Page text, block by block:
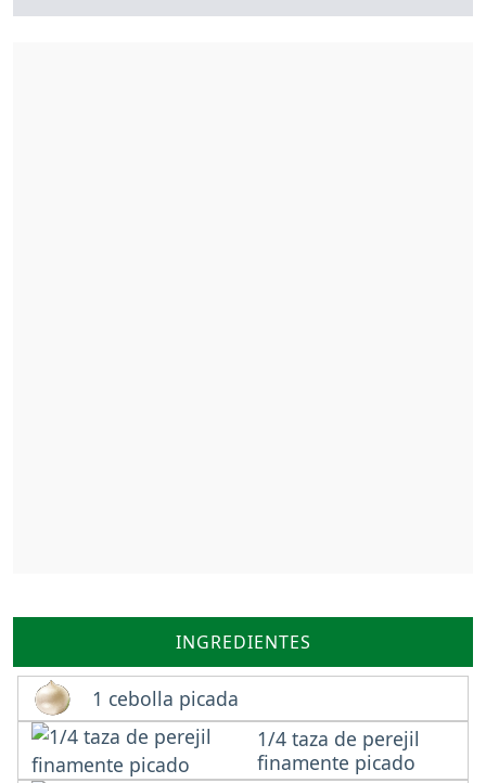
INGREDIENTES
1 cebolla picada
1/4 taza de perejil
finamente picado